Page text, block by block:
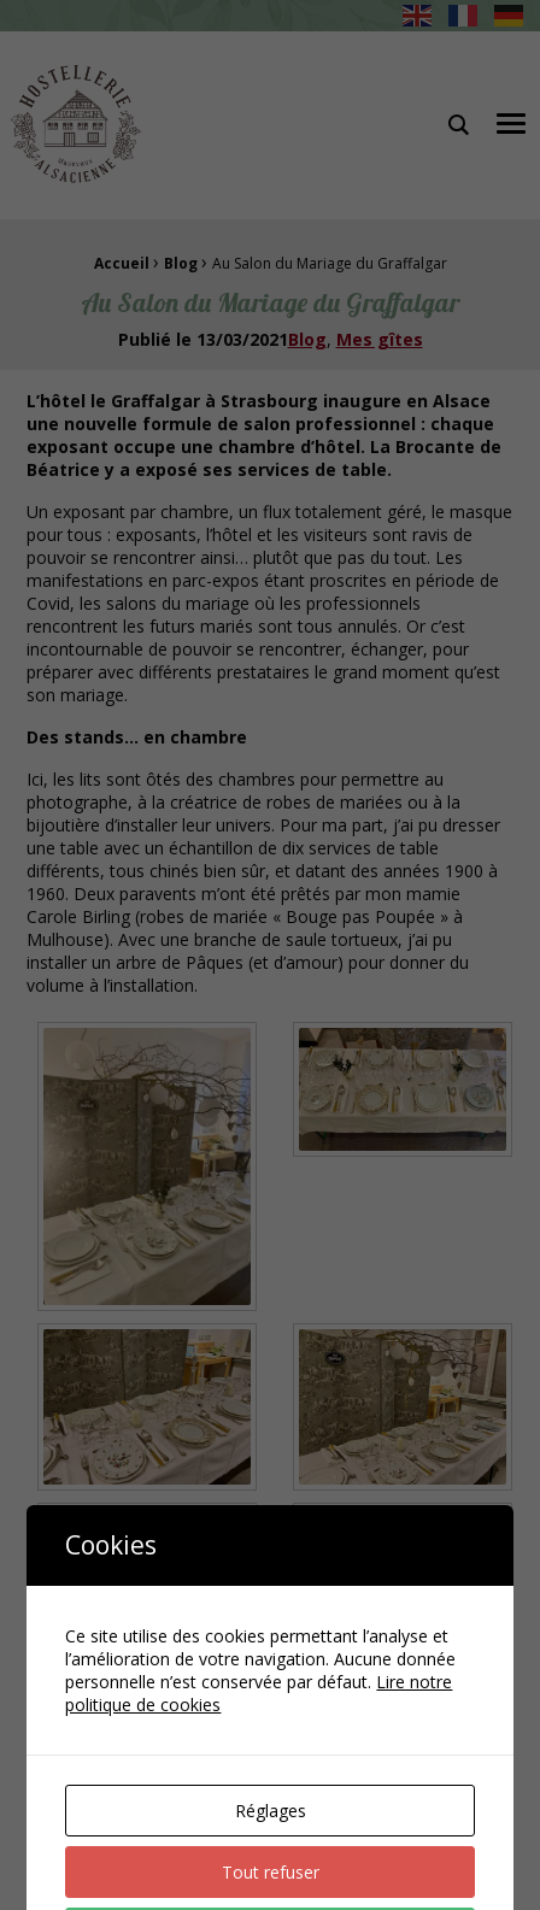
Hostellerie Alsacienne Gîtes et restaurant à Masevaux
Fil d'Ariane :Accueil › Blog › Au Salon du Mariage du Graffalgar
Au Salon du Mariage du Graffalgar
Publié le 13/03/2021Blog Mes gîtes
L’hôtel le Graffalgar à Strasbourg inaugure en Alsace
une nouvelle formule de salon professionnel : chaque
exposant occupe une chambre d’hôtel. La Brocante de
Béatrice y a exposé ses services de table.
Un exposant par chambre, un flux totalement géré, le masque
pour tous : exposants, l’hôtel et les visiteurs sont ravis de
pouvoir se rencontrer ainsi… plutôt que pas du tout. Les
manifestations en parc-expos étant proscrites en période de
Covid, les salons du mariage où les professionnels
rencontrent les futurs mariés sont tous annulés. Or c’est
incontournable de pouvoir se rencontrer, échanger, pour
préparer avec différents prestataires le grand moment qu’est
son mariage.
Des stands… en chambre
Ici, les lits sont ôtés des chambres pour permettre au
photographe, à la créatrice de robes de mariées ou à la
bijoutière d’installer leur univers. Pour ma part, j’ai pu dresser
une table avec un échantillon de dix services de table
différents, tous chinés bien sûr, et datant des années 1900 à
1960. Deux paravents m’ont été prêtés par mon mamie
Carole Birling (robes de mariée « Bouge pas Poupée » à
Mulhouse). Avec une branche de saule tortueux, j’ai pu
installer un arbre de Pâques (et d’amour) pour donner du
volume à l’installation.
Cookies
Ce site utilise des cookies permettant l’analyse et
l’amélioration de votre navigation. Aucune donnée
personnelle n’est conservée par défaut. Lire notre
politique de cookies
Réglages
Tout refuser